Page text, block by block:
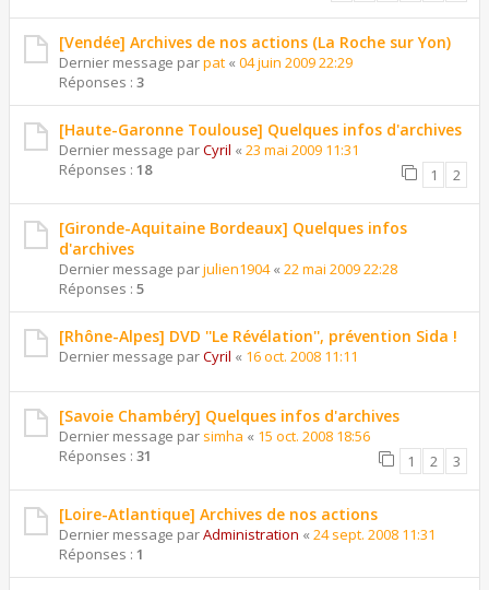
[Vendée] Archives de nos actions (La Roche sur Yon)
Dernier message parpat « 04 juin 2009 22:29
Réponses : 3
[Haute-Garonne Toulouse] Quelques infos d'archives
Dernier message parCyril « 23 mai 2009 11:31
Réponses : 18 1 2
[Gironde-Aquitaine Bordeaux] Quelques infos
d'archives
Dernier message parjulien1904« 22 mai 2009 22:28
Réponses : 5
[Rhône-Alpes] DVD ''Le Révélation'', prévention Sida !
Dernier message parCyril « 16 oct. 2008 11:11
[Savoie Chambéry] Quelques infos d'archives
Dernier message par simha « 15 oct. 2008 18:56
Réponses : 31 1 2 3
[Loire-Atlantique] Archives de nos actions
Dernier message parAdministration « 24 sept. 2008 11:31
Réponses : 1